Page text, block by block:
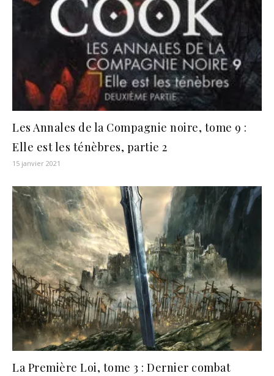
Les Annales de la Compagnie noire, tome 9 :
Elle est les ténèbres, partie 2
15 janvier 2021
La Première Loi, tome 3 : Dernier combat